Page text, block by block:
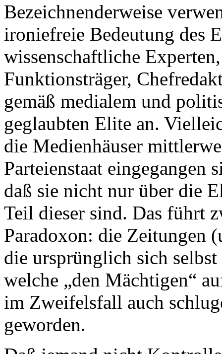
Bezeichnenderweise
ironiefreie Bedeutung des
wissenschaftliche
Funktionsträger,
gemäß medialem und
geglaubten Elite an.
die Medienhäuser
Parteienstaat eingegangen
daß sie nicht nur über die
Teil dieser sind. Das führt
Paradoxon: die Zeitungen
die ursprünglich sich
welche „den Mächtigen“
im Zweifelsfall auch
geworden.